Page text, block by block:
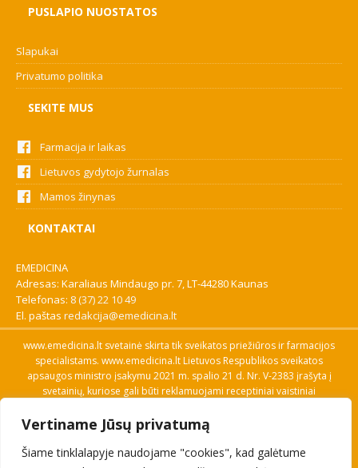
Vertiname Jūsų privatumą
Šiame tinklalapyje naudojame "cookies", kad galėtume
PUSLAPIO NUOSTATOS
Slapukai
Privatumo politika
SEKITE MUS
Farmacija ir laikas
Lietuvos gydytojo žurnalas
Mamos žinynas
KONTAKTAI
EMEDICINA
Adresas: Karaliaus Mindaugo pr. 7, LT-44280 Kaunas
Telefonas: 8 (37) 22 10 49
El. paštas redakcija@emedicina.lt
www.emedicina.lt svetainė skirta tik sveikatos priežiūros ir farmacijos
specialistams. www.emedicina.lt Lietuvos Respublikos sveikatos
apsaugos ministro įsakymu 2021 m. spalio 21 d. Nr. V-2383 įrašyta į
svetainių, kuriose gali būti reklamuojami receptiniai vaistiniai
savo profesinę kvalifikaciją. Naudingos nuorodos: Vaistų ir medicinos
pagalbos priemonių kainų paieška, VVKT tinklalapis, Sveikatos
priežiūros ar farmacijos specialisto pranešimo apie įtariamą